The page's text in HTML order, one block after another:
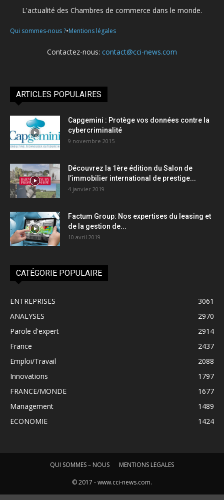
L'actualité des Chambres de commerce dans le monde.
Qui sommes-nous ?•Mentions légales
Contactez-nous: contact@cci-news.com
ARTICLES POPULAIRES
Capgemini : Protège vos données contre la
cybercriminalité
9 novembre 2015
Découvrez la 1ère édition du Salon de
l’immobilier international de prestige...
4 janvier 2019
Factum Group: Nos expertises du leasing et
de la gestion de...
10 avril 2019
CATÉGORIE POPULAIRE
ENTREPRISES
3061
ANALYSES
2970
Parole d'expert
2914
France
2437
Emploi/Travail
2088
Innovations
1797
FRANCE/MONDE
1677
Management
1489
ECONOMIE
1424
QUI SOMMES – NOUS MENTIONS LEGALES
© 2017 - www.cci-news.com.